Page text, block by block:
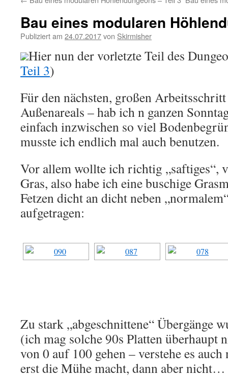
Bau eines modularen
Publiziert am 24.07.2017von Skirmisher
Hier nun der vorletzte Teil des
Teil 3)
Für den nächsten, großen
Außenareals – hab ich n ganzen
einfach inzwischen so viel
musste ich endlich mal auch benutzen.
Vor allem wollte ich richtig „saftiges“,
Gras, also habe ich eine buschige
Fetzen dicht an dicht neben
aufgetragen:
Zu stark „abgeschnittene“ Übergänge
(ich mag solche 90s Platten überhaupt
von 0 auf 100 gehen – verstehe es
erst die Mühe macht, dann aber